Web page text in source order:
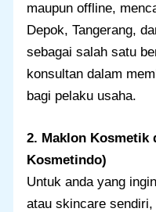
maupun offline,
Depok, Tangerang,
sebagai salah satu
konsultan dalam
bagi pelaku usaha.
2. Maklon Kosmetik
Kosmetindo)
Untuk anda yang
atau skincare